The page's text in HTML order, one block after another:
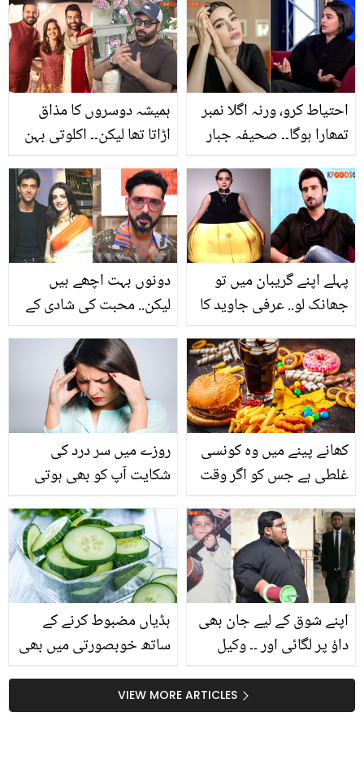
عورت نے کس کے ڈر سے یہ
کام کیا؟
ہمیشہ دوسروں کا مذاق
اڑاتا تھا لیکن۔۔ اکلوتی بہن
اور ان کے بھائیوں کا کیا
حال ہوا؟
احتیاط کرو، ورنہ اگلا نمبر
تمھارا ہوگا۔۔ صحیفہ جبار
شیئر کرنے لگیں! صارفین
آگ بگولہ
دونوں بہت اچھے ہیں
لیکن.. محبت کی شادی کے
سوزین کی طلاق کیوں
ہوئی تھی؟ زید خان نے بتا
دیا
پہلے اپنے گریبان میں تو
جھانک لو.. عرفی جاوید کا
ایسا کیا کہہ دیا کہ سب نے
ان کو ہی آڑے ہاتھوں لے
لیا؟
روزے میں سر درد کی
شکایت آپ کو بھی ہوتی
کرنے کا زبیدہ آپا کا بتایا ہوا
آزمودہ ٹوٹکہ
کھانے پینے میں وہ کونسی
غلطی ہے جس کو اگر وقت
آنتوں کے کینسر میں بھی
مبتلا کر سکتی ہے؟
ہڈیاں مضبوط کرنے کے
ساتھ خوبصورتی میں بھی
بھرپور کھیرے کے بے شمار
کرشماتی فوائد جس کے
اپنے شوق کے لیے جان بھی
داؤ پر لگائی اور ۔۔ وکیل
نوجوان نے سیاہ کوٹ پہننے
کیلئے 100 کلو وزن کیسے
VIEW MORE ARTICLES